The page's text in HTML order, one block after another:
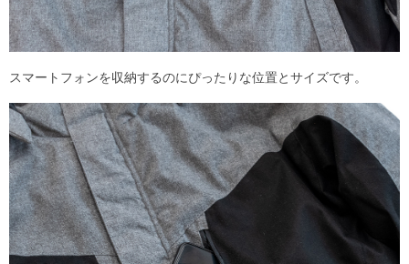
スマートフォンを収納するのにぴったりな位置とサイズです。